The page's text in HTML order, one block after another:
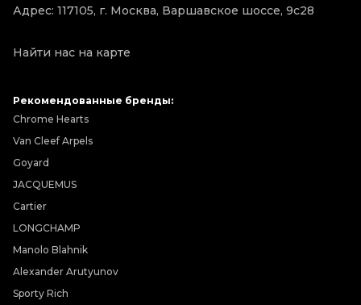
Адрес: 117105, г. Москва, Варшавское шоссе, 9с28
Найти нас на карте
Рекомендованные бренды:
Chrome Hearts
Van Cleef Arpels
Goyard
JACQUEMUS
Cartier
LONGCHAMP
Manolo Blahnik
Alexander Arutyunov
Sporty Rich